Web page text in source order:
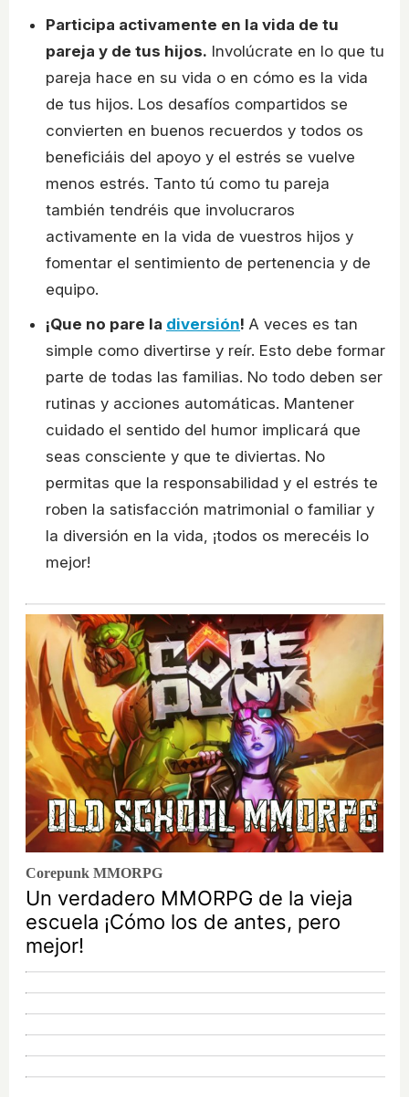
Participa activamente en la vida de tu
pareja y de tus hijos. Involúcrate en lo que tu
pareja hace en su vida o en cómo es la vida
de tus hijos. Los desafíos compartidos se
convierten en buenos recuerdos y todos os
beneficiáis del apoyo y el estrés se vuelve
menos estrés. Tanto tú como tu pareja
también tendréis que involucraros
activamente en la vida de vuestros hijos y
fomentar el sentimiento de pertenencia y de
equipo.
¡Que no pare la diversión! A veces es tan
simple como divertirse y reír. Esto debe formar
parte de todas las familias. No todo deben ser
rutinas y acciones automáticas. Mantener
cuidado el sentido del humor implicará que
seas consciente y que te diviertas. No
permitas que la responsabilidad y el estrés te
roben la satisfacción matrimonial o familiar y
la diversión en la vida, ¡todos os merecéis lo
mejor!
Corepunk MMORPG
Un verdadero MMORPG de la vieja
escuela ¡Cómo los de antes, pero
mejor!